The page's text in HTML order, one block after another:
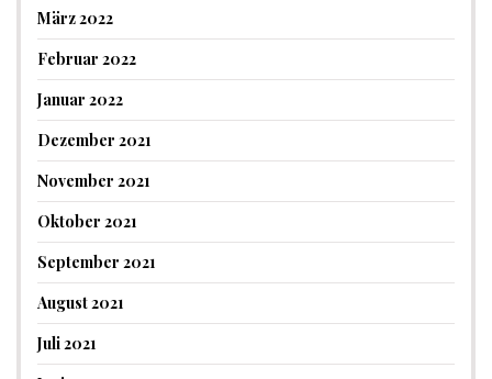
März 2022
Februar 2022
Januar 2022
Dezember 2021
November 2021
Oktober 2021
September 2021
August 2021
Juli 2021